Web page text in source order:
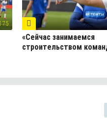
75
«Сейчас занимаемся
строительством